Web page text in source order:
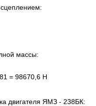
сцеплением:
массы:
= 98670,6 Н
двигателя ЯМЗ - 238БК: